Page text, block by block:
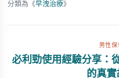
分類為《早洩治療》
男性保
必利勁使用經驗分享：
的真